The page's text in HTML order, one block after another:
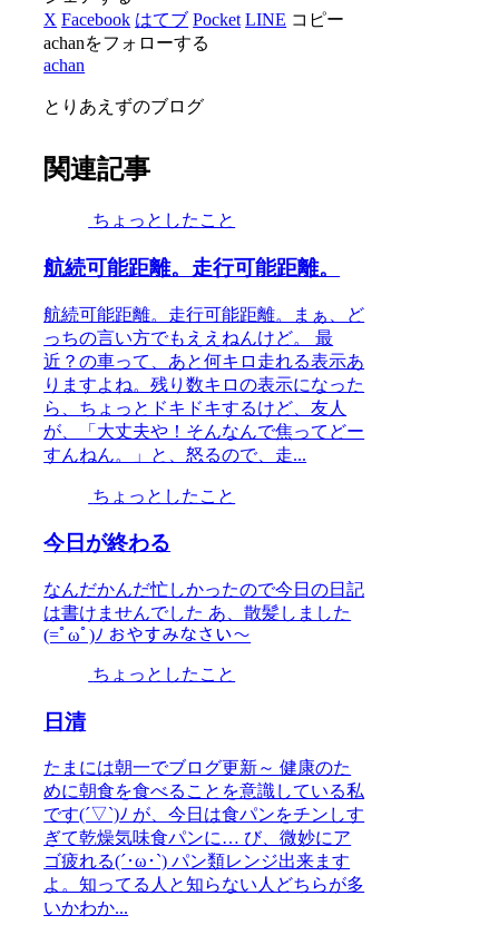
X Facebook はてブ Pocket LINE コピー
achanをフォローする
achan
とりあえずのブログ
関連記事
ちょっとしたこと
航続可能距離。走行可能距離。
航続可能距離。走行可能距離。まぁ、ど
っちの言い方でもええねんけど。 最
近？の車って、あと何キロ走れる表示あ
りますよね。残り数キロの表示になった
ら、ちょっとドキドキするけど、友人
が、「大丈夫や！そんなんで焦ってどー
すんねん。」と、怒るので、走...
ちょっとしたこと
今日が終わる
なんだかんだ忙しかったので今日の日記
は書けませんでした あ、散髪しました
(=ﾟωﾟ)ﾉ おやすみなさい～
ちょっとしたこと
日清
たまには朝一でブログ更新～ 健康のた
めに朝食を食べることを意識している私
です(´▽`)ﾉ が、今日は食パンをチンしす
ぎて乾燥気味食パンに… び、微妙にア
ゴ疲れる(´･ω･`) パン類レンジ出来ます
よ。知ってる人と知らない人どちらが多
いかわか...